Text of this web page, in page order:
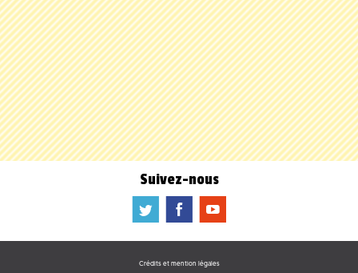
Suivez-nous
a b f
Crédits et mention légales